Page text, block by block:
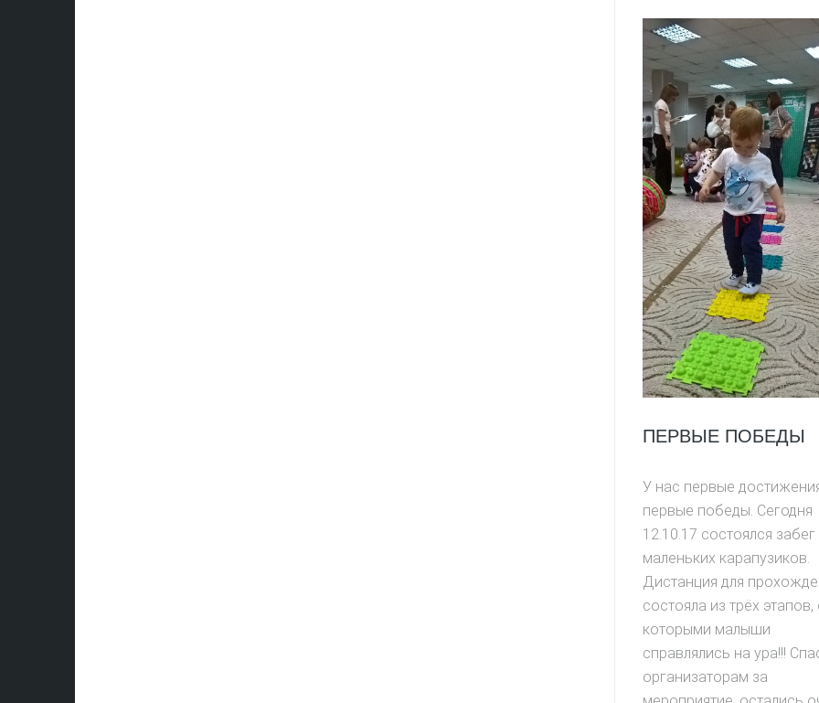
ПЕРВЫЕ ПОБЕДЫ
У нас первые
первые победы. Сегодня
12.10.17 состоялся забег
маленьких карапузиков.
Дистанция для
состояла из трёх этапов,
которыми малыши
справлялись на ура!!!
организаторам за